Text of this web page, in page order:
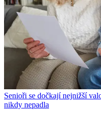
Senioři se dočkají nejnižší
nikdy nepadla